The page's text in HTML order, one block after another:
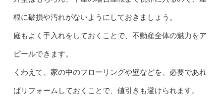
根に破損や汚れがないようにしておきましょう。
庭もよく手入れをしておくことで、不動産全体の魅力をア
ピールできます。
くわえて、家の中のフローリングや壁などを、必要であれ
ばリフォームしておくことで、値引きも避けられます。